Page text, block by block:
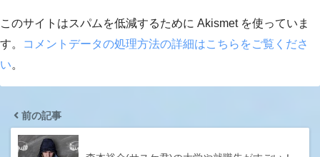
このサイトはスパムを低減するために Akismet を使っていま
す。
コメントデータの処理方法の詳細はこちらをご覧くださ
い。
前の記事